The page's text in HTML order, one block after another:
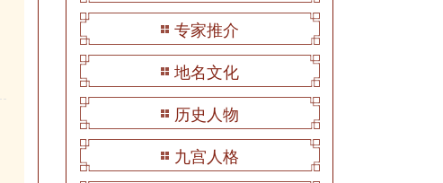
专家推介
地名文化
历史人物
九宫人格